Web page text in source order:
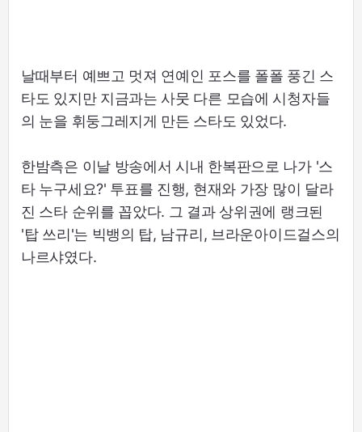
날때부터 예쁘고 멋져 연예인 포스를 폴폴 풍긴 스
타도 있지만 지금과는 사뭇 다른 모습에 시청자들
의 눈을 휘둥그레지게 만든 스타도 있었다.
한밤측은 이날 방송에서 시내 한복판으로 나가 '스
타 누구세요?' 투표를 진행, 현재와 가장 많이 달라
진 스타 순위를 꼽았다. 그 결과 상위권에 랭크된
'탑 쓰리'는 빅뱅의 탑, 남규리, 브라운아이드걸스의
나르샤였다.